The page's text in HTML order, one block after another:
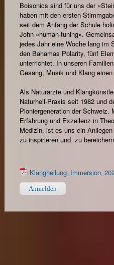
Boisonics sind für uns der
haben mit den ersten
seit dem Anfang der Schule
John «human-tuning».
jedes Jahr eine Woche lang im
den Bahamas Polarity, fünf
unterrichtet. In unseren
Gesang, Musik und Klang
Als Naturärzte und
Naturheil-Praxis seit 1982 und
Pioniergeneration der Schweiz.
Erfahrung und Exzellenz in
Medizin, ist es uns ein
zu inspirieren und zu
Anmelden